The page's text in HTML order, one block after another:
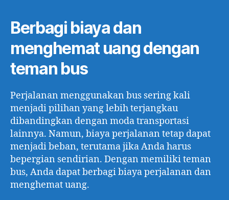
Berbagi biaya dan
menghemat uang dengan
teman bus
Perjalanan menggunakan bus sering kali
menjadi pilihan yang lebih terjangkau
dibandingkan dengan moda transportasi
lainnya. Namun, biaya perjalanan tetap dapat
menjadi beban, terutama jika Anda harus
bepergian sendirian. Dengan memiliki teman
bus, Anda dapat berbagi biaya perjalanan dan
menghemat uang.